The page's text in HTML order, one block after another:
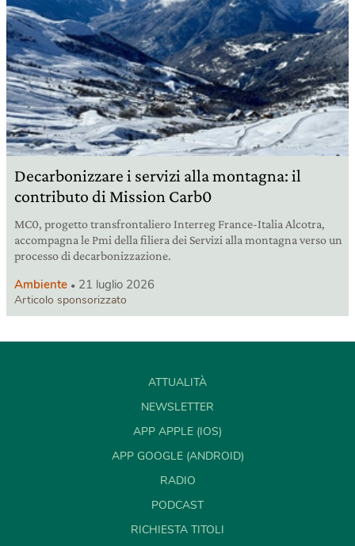
Decarbonizzare i servizi alla montagna: il
contributo di Mission Carb0
MC0, progetto transfrontaliero Interreg France-Italia Alcotra,
accompagna le Pmi della filiera dei Servizi alla montagna verso un
processo di decarbonizzazione.
Ambiente 21 luglio 2026
Articolo sponsorizzato
ATTUALITÀ
NEWSLETTER
APP APPLE (IOS)
APP GOOGLE (ANDROID)
RADIO
PODCAST
RICHIESTA TITOLI